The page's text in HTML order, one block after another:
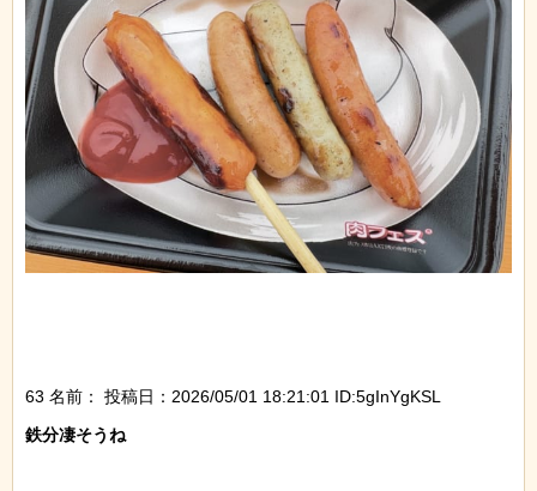
63 名前：
投稿日：2026/05/01 18:21:01 ID:5gInYgKSL
鉄分凄そうね